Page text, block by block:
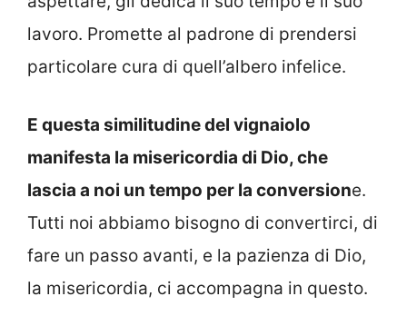
lavoro. Promette al padrone di prendersi
particolare cura di quell’albero infelice.
E questa similitudine del vignaiolo
manifesta la misericordia di Dio, che
lascia a noi un tempo per la conversione.
Tutti noi abbiamo bisogno di convertirci, di
fare un passo avanti, e la pazienza di Dio,
la misericordia, ci accompagna in questo.